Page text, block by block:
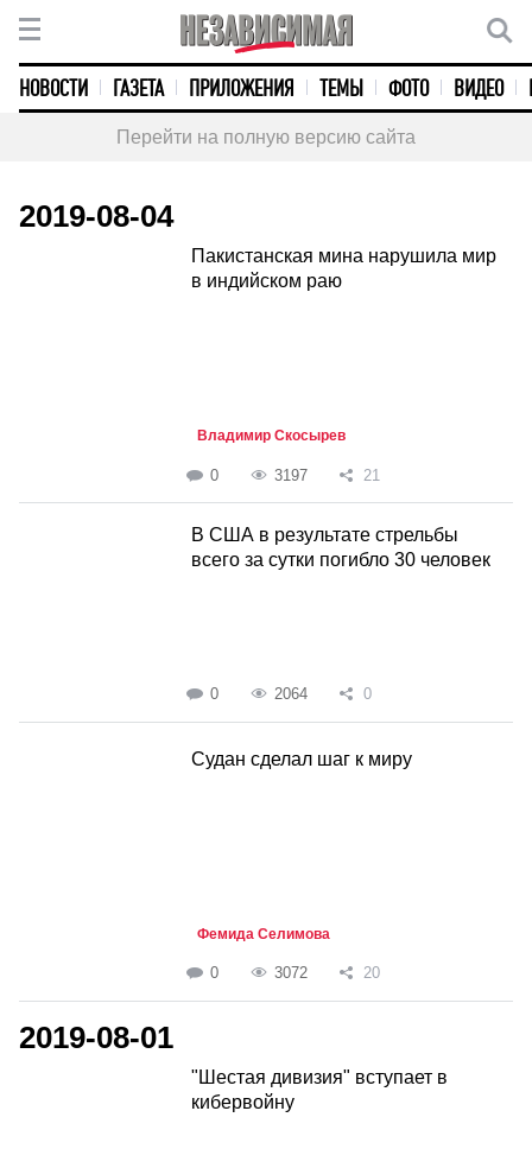
НОВОСТИ ГАЗЕТА ПРИЛОЖЕНИЯ ТЕМЫ ФОТО ВИДЕО
Перейти на полную версию сайта
2019-08-04
Пакистанская мина нарушила мир
в индийском раю
Владимир Скосырев
0 3197 21
В США в результате стрельбы
всего за сутки погибло 30 человек
0 2064 0
Судан сделал шаг к миру
Фемида Селимова
0 3072 20
2019-08-01
"Шестая дивизия" вступает в
кибервойну